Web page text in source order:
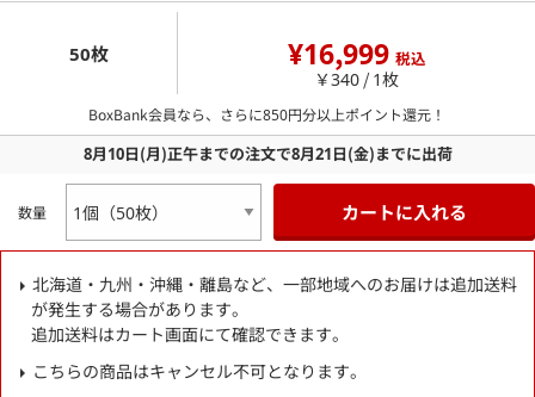
50枚 ¥16,999 税込
￥340 / 1枚
BoxBank会員なら、さらに850円分以上ポイント還元！
8月10日(月)正午までの注文で8月21日(金)までに出荷
数量 カートに入れる
北海道・九州・沖縄・離島など、一部地域へのお届けは追加送料
が発生する場合があります。
追加送料はカート画面にて確認できます。
こちらの商品はキャンセル不可となります。